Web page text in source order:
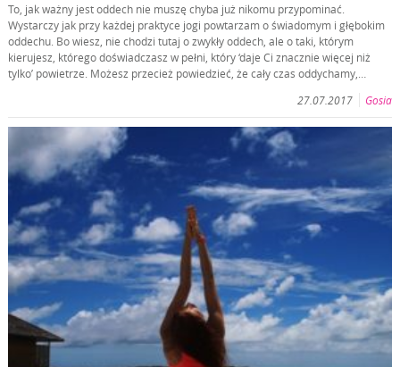
To, jak ważny jest oddech nie muszę chyba już nikomu przypominać.
Wystarczy jak przy każdej praktyce jogi powtarzam o świadomym i głębokim
oddechu. Bo wiesz, nie chodzi tutaj o zwykły oddech, ale o taki, którym
kierujesz, którego doświadczasz w pełni, który ‘daje Ci znacznie więcej niż
tylko’ powietrze. Możesz przecież powiedzieć, że cały czas oddychamy,…
27.07.2017
Gosia